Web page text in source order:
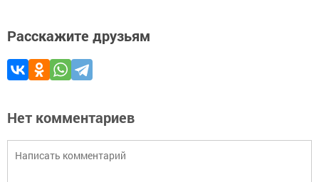
Расскажите друзьям
Нет комментариев